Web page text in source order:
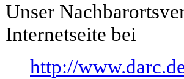
Unser
Internetseite bei
http://